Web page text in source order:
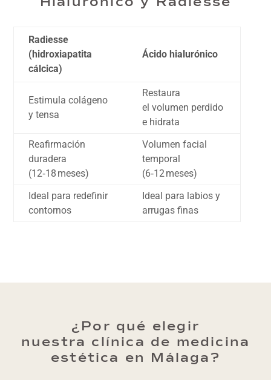
Radiesse
(hidroxiapatita
cálcica)
Ácido hialurónico
Estimula colágeno
y tensa
Restaura
el volumen perdido
e hidrata
Reafirmación
duradera
(12‑18 meses)
Volumen facial
temporal
(6‑12 meses)
Ideal para redefinir
contornos
Ideal para labios y
arrugas finas
¿Por qué elegir
nuestra clínica de medicina
estética en Málaga?